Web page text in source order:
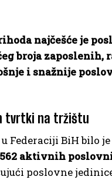
najčešće je
broja zaposlenih,
i snažnije
tvrtki na tržištu
Federaciji BiH bilo je
aktivnih
poslovne